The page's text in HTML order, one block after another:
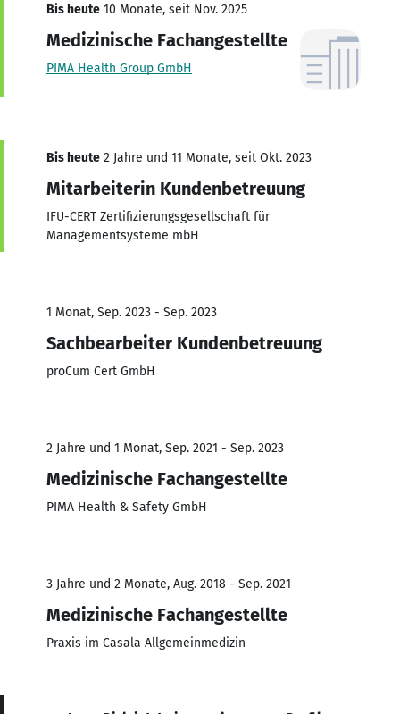
Bis heute 10 Monate, seit Nov. 2025
Medizinische Fachangestellte
PIMA Health Group GmbH
Bis heute 2 Jahre und 11 Monate, seit Okt. 2023
Mitarbeiterin Kundenbetreuung
IFU-CERT Zertifizierungsgesellschaft für
Managementsysteme mbH
1 Monat, Sep. 2023 - Sep. 2023
Sachbearbeiter Kundenbetreuung
proCum Cert GmbH
2 Jahre und 1 Monat, Sep. 2021 - Sep. 2023
Medizinische Fachangestellte
PIMA Health & Safety GmbH
3 Jahre und 2 Monate, Aug. 2018 - Sep. 2021
Medizinische Fachangestellte
Praxis im Casala Allgemeinmedizin